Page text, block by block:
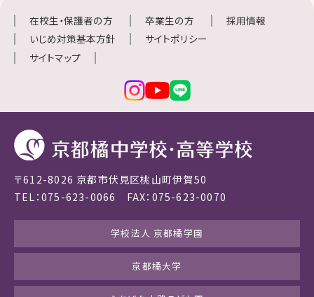
在校生・保護者の方 卒業生の方
採用情報
いじめ対策基本方針
サイトポリシー
サイトマップ
〒612-8026 京都市伏見区桃山町伊賀50
TEL：075-623-0066 FAX：075-623-0070
学校法人 京都橘学園
京都橘大学